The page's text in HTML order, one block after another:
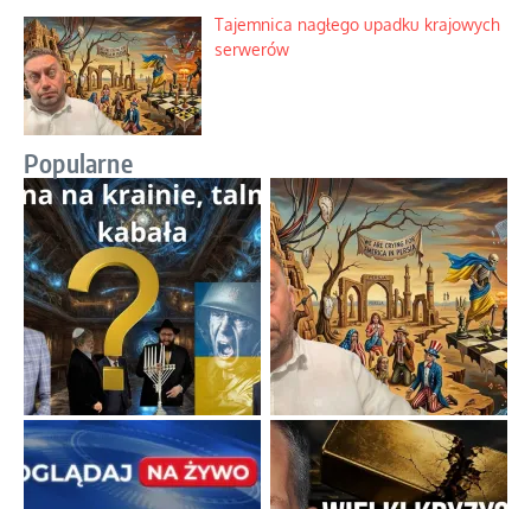
Tajemnica nagłego upadku krajowych
serwerów
Popularne